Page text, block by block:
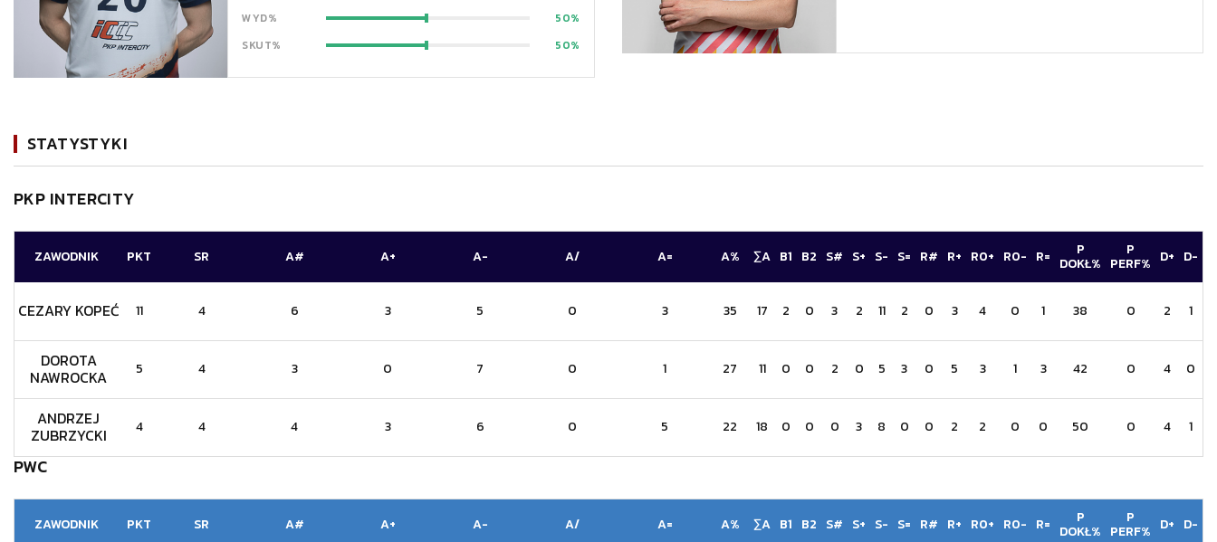
WYD%
50
SKUT%
50
STATYSTYKI
PKP INTERCITY
ZAWODNIK PKT SR A# A+ A- A/ A= A% ∑A B1 B2 S# S+ S- S= R# R+ R0+ R0- R= P
DOKŁ%
P
PERF% D+ D-
CEZARY KOPEĆ 11 4 6 3 5 0 3 35 17 2 0 3 2 11 2 0 3 4 0 1 38 0 2 1
DOROTA
NAWROCKA 5 4 3 0 7 0 1 27 11 0 0 2 0 5 3 0 5 3 1 3 42 0 4 0
ANDRZEJ
ZUBRZYCKI 4 4 4 3 6 0 5 22 18 0 0 0 3 8 0 0 2 2 0 0 50 0 4 1
PWC
ZAWODNIK PKT SR A# A+ A- A/ A= A% ∑A B1 B2 S# S+ S- S= R# R+ R0+ R0- R= P
DOKŁ%
P
PERF% D+ D-